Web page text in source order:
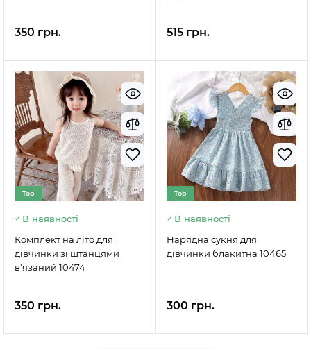
350 грн. 515 грн.
Top
В наявності
Комплект на літо для
дівчинки зі штанцями
в'язаний 10474
350 грн.
Top
В наявності
Нарядна сукня для
дівчинки блакитна 10465
300 грн.